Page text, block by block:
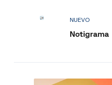
NUEVO
Notigrama